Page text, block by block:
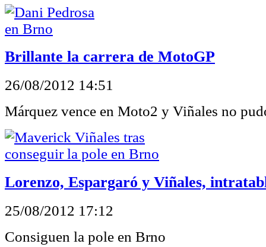
Brillante la carrera de MotoGP
26/08/2012 14:51
Márquez vence en Moto2 y Viñales no
Lorenzo, Espargaró y Viñales,
25/08/2012 17:12
Consiguen la pole en Brno